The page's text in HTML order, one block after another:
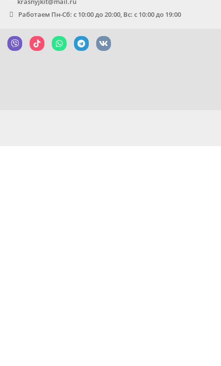
Работаем Пн-Сб: с 10:00 до 20:00, Вс: с 10:00 до 19:00